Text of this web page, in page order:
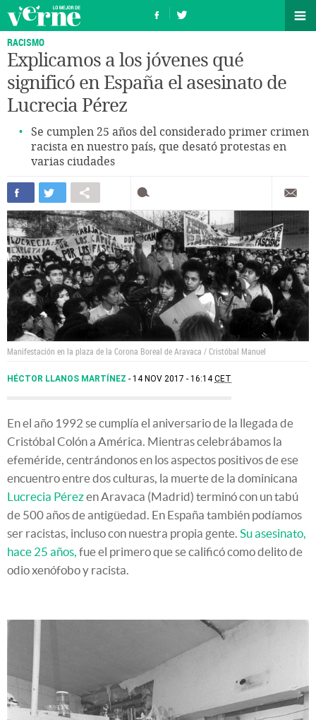
RACISMO
Explicamos a los jóvenes qué
significó en España el asesinato de
Lucrecia Pérez
Se cumplen 25 años del considerado primer crimen
racista en nuestro país, que desató protestas en
varias ciudades
Manifestación en la plaza de la Corona Boreal de Aravaca / Cristóbal Manuel
HÉCTOR LLANOS MARTÍNEZ 14 NOV 2017 - 16:14CET
En el año 1992 se cumplía el aniversario de la llegada de
Cristóbal Colón a América. Mientras celebrábamos la
efeméride, centrándonos en los aspectos positivos de ese
encuentro entre dos culturas, la muerte de la dominicana
Lucrecia Pérezen Aravaca (Madrid) terminó con un tabú
de 500 años de antigüedad. En España también podíamos
ser racistas, incluso con nuestra propia gente. Su asesinato,
hace 25 años, fue el primero que se calificó como delito de
odio xenófobo y racista.